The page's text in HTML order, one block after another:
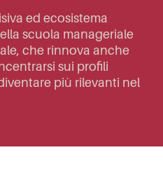
ed ecosistema
scuola manageriale
che rinnova anche
sui profili
più rilevanti nel